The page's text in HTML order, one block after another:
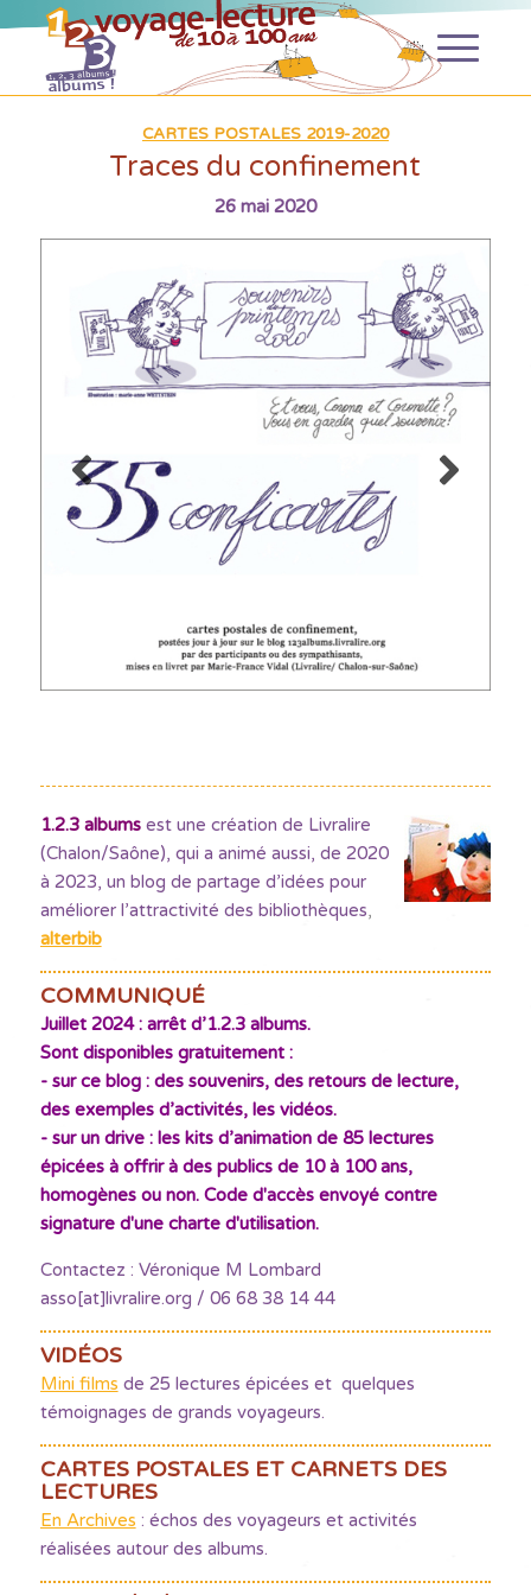
CARTES POSTALES 2019-2020
Traces du confinement
26 mai 2020
1.2.3 albumsest une création de Livralire
(Chalon/Saône), qui a animé aussi, de 2020
à 2023, un blog de partage d’idées pour
améliorer l’attractivité des bibliothèques,
alterbib
COMMUNIQUÉ
Juillet 2024 : arrêt d’1.2.3 albums.
Sont disponibles gratuitement :
- sur ce blog : des souvenirs, des retours de lecture,
des exemples d’activités, les vidéos.
- sur un drive : les kits d’animation de 85 lectures
épicées à offrir à des publics de 10 à 100 ans,
homogènes ou non. Code d'accès envoyé contre
signature d'une charte d'utilisation.
Contactez : Véronique M Lombard
asso[at]livralire.org / 06 68 38 14 44
VIDÉOS
Mini films de 25 lectures épicées et quelques
témoignages de grands voyageurs.
CARTES POSTALES ET CARNETS DES
LECTURES
En Archives : échos des voyageurs et activités
réalisées autour des albums.